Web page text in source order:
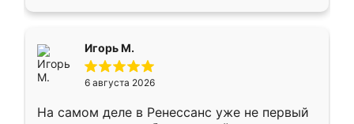
Игорь М.
6 августа 2026
На самом деле в Ренессанс уже не первый